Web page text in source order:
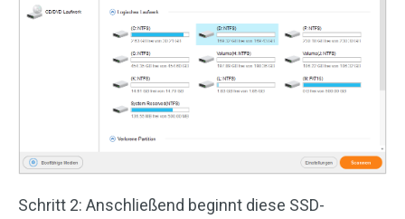
Schritt 2: Anschließend beginnt diese SSD-